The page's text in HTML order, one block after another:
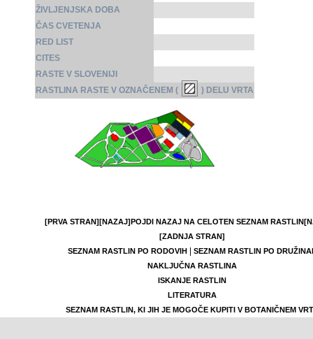
ŽIVLJENJSKA DOBA
ČAS CVETENJA
RED LIST
CITES
RASTE V SLOVENIJI
RASTLINA RASTE V OZNAČENEM (
) DELU VRTA
[PRVA STRAN][NAZAJ]POJDI NAZAJ NA CELOTEN SEZNAM RASTLIN
[ZADNJA STRAN]
SEZNAM RASTLIN PO RODOVIH|
SEZNAM RASTLIN PO
NAKLJUČNA RASTLINA
ISKANJE RASTLIN
LITERATURA
SEZNAM RASTLIN, KI JIH JE MOGOČE KUPITI V BOTANIČNEM